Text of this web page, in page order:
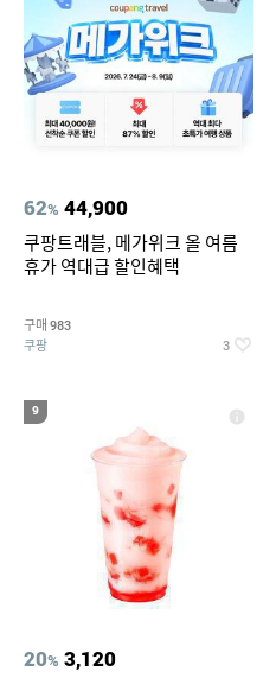
62% 44,900
쿠팡트래블, 메가위크 올 여름
휴가 역대급 할인혜택
구매 983
쿠팡 3
9
20% 3,120